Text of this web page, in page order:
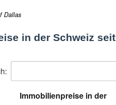
Dallas
in der Schweiz seit
Immobilienpreise in der